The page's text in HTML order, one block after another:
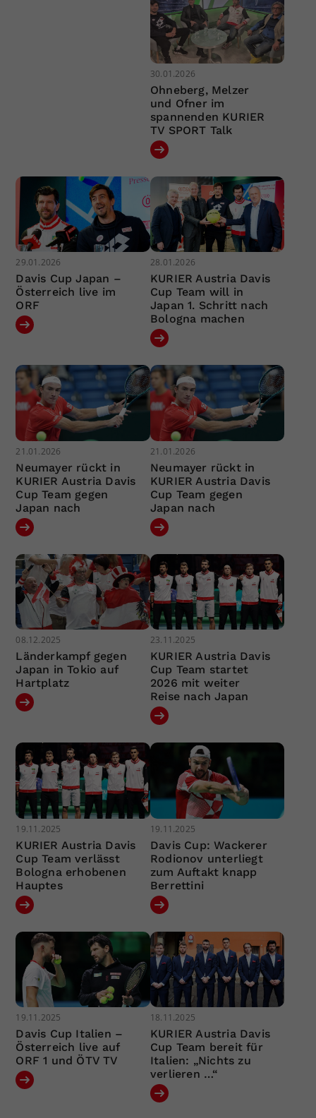
30.01.2026
Ohneberg, Melzer
und Ofner im
spannenden KURIER
TV SPORT Talk
29.01.2026
Davis Cup Japan –
Österreich live im
ORF
28.01.2026
KURIER Austria Davis
Cup Team will in
Japan 1. Schritt nach
Bologna machen
21.01.2026
Neumayer rückt in
KURIER Austria Davis
Cup Team gegen
Japan nach
21.01.2026
Neumayer rückt in
KURIER Austria Davis
Cup Team gegen
Japan nach
08.12.2025
Länderkampf gegen
Japan in Tokio auf
Hartplatz
23.11.2025
KURIER Austria Davis
Cup Team startet
2026 mit weiter
Reise nach Japan
19.11.2025
KURIER Austria Davis
Cup Team verlässt
Bologna erhobenen
Hauptes
19.11.2025
Davis Cup: Wackerer
Rodionov unterliegt
zum Auftakt knapp
Berrettini
19.11.2025
Davis Cup Italien –
Österreich live auf
ORF 1 und ÖTV TV
18.11.2025
KURIER Austria Davis
Cup Team bereit für
Italien: „Nichts zu
verlieren …“